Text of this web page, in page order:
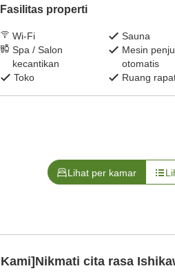
Fasilitas properti
Wi-Fi
Sauna
Spa / Salon
kecantikan
Mesin
otomatis
Toko
Ruang
Lihat per kamar
cita rasa